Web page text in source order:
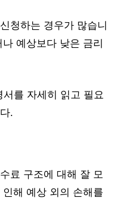
청하는 경우가 많습니
예상보다 낮은 금리
를 자세히 읽고 필요
.
료 구조에 대해 잘 모
해 예상 외의 손해를